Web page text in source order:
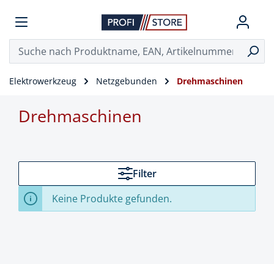
Elektrowerkzeug Netzgebunden Drehmaschinen
Drehmaschinen
Filter
Keine Produkte gefunden.